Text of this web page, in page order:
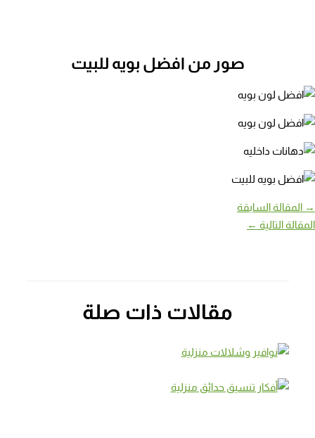
صور من افضل بويه للبيت
→ المقالة السابقة
المقالة التالية ←
مقالات ذات صلة